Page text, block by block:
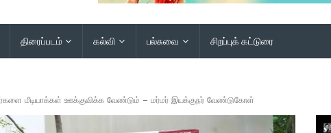
திரைப்படம் கல்வி பல்சுவை சிறப்புக் கட்டுரை
மீடியாக்கள் ஊக்குவிக்க வேண்டும் – மர்மர் இயக்குநர் வேண்டுகோள்